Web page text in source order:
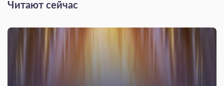
Читают сейчас